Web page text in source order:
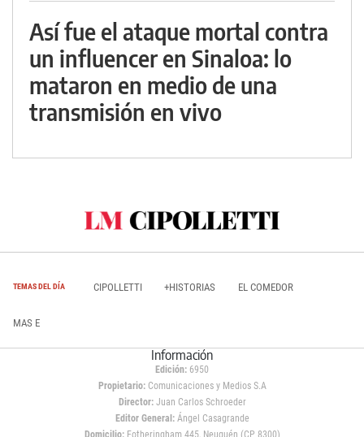
Así fue el ataque mortal contra
un influencer en Sinaloa: lo
mataron en medio de una
transmisión en vivo
TEMAS DEL DÍA CIPOLLETTI +HISTORIAS EL COMEDOR
MAS E
Información
Edición: 6950
Propietario:Comunicaciones y Medios S.A
Director: Juan Carlos Schroeder
Editor General:Ángel Casagrande